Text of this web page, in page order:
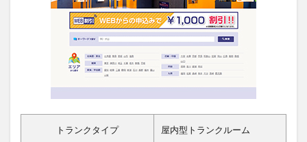
トランクタイプ 屋内型トランクルーム